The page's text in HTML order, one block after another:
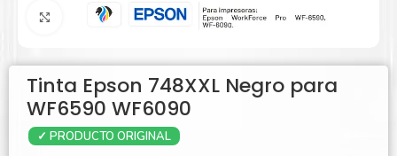
Agrandar
Tinta Epson 748XXL Negro para
WF6590 WF6090
✓ PRODUCTO ORIGINAL